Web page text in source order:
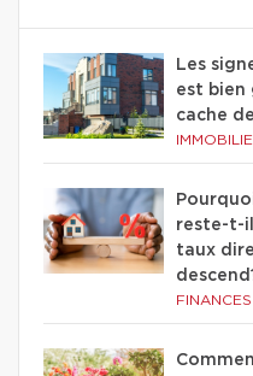
Les
est bien
cache
reste-t-
taux
FINANCES